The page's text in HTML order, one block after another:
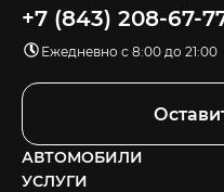
+7 (843) 208-67-
Ежедневно с 8:00 до 21:00
АВТОМОБИЛИ
УСЛУГИ